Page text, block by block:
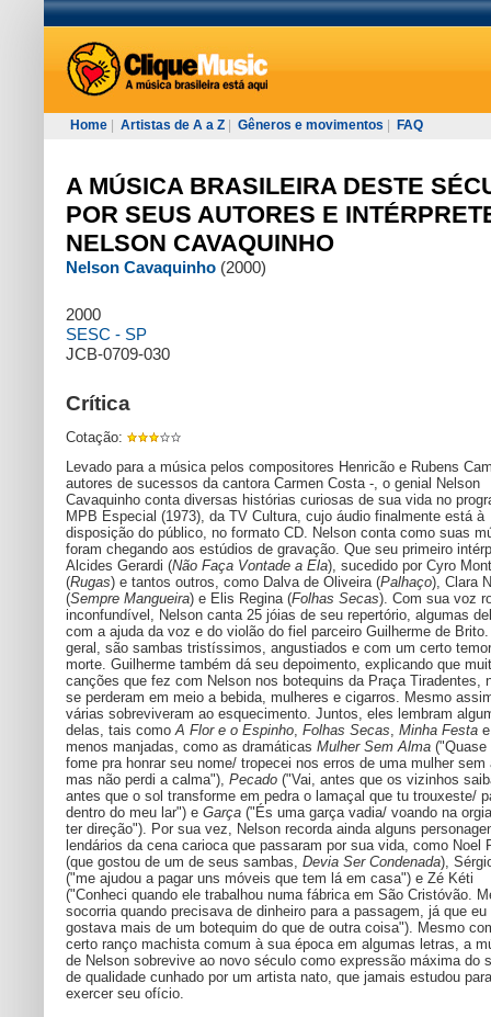
Home Artistas de A a Z Gêneros e movimentos FAQ
A MÚSICA BRASILEIRA DESTE
POR SEUS AUTORES E
NELSON CAVAQUINHO
Nelson Cavaquinho (2000)
2000
SESC - SP
JCB-0709-030
Crítica
Cotação:
Levado para a música pelos compositores Henricão e Rubens
autores de sucessos da cantora Carmen Costa -, o genial Nelson
Cavaquinho conta diversas histórias curiosas de sua vida no
MPB Especial (1973), da TV Cultura, cujo áudio finalmente está à
disposição do público, no formato CD. Nelson conta como suas
foram chegando aos estúdios de gravação. Que seu primeiro
Alcides Gerardi (Não Faça Vontade a Ela), sucedido por Cyro
(Rugas) e tantos outros, como Dalva de Oliveira (Palhaço), Clara
(Sempre Mangueira) e Elis Regina (Folhas Secas). Com sua voz
inconfundível, Nelson canta 25 jóias de seu repertório, algumas
com a ajuda da voz e do violão do fiel parceiro Guilherme de
geral, são sambas tristíssimos, angustiados e com um certo
morte. Guilherme também dá seu depoimento, explicando que
canções que fez com Nelson nos botequins da Praça Tiradentes,
se perderam em meio a bebida, mulheres e cigarros. Mesmo
várias sobreviveram ao esquecimento. Juntos, eles lembram
delas, tais comoA Flor e o Espinho, Folhas Secas, Minha Festa
menos manjadas, como as dramáticas Mulher Sem Alma ("Quase
fome pra honrar seu nome/ tropecei nos erros de uma mulher sem
mas não perdi a calma"), Pecado ("Vai, antes que os vizinhos
antes que o sol transforme em pedra o lamaçal que tu trouxeste/
dentro do meu lar") e Garça ("És uma garça vadia/ voando na
ter direção"). Por sua vez, Nelson recorda ainda alguns
lendários da cena carioca que passaram por sua vida, como Noel
(que gostou de um de seus sambas, Devia Ser Condenada),
("me ajudou a pagar uns móveis que tem lá em casa") e Zé Kéti
("Conheci quando ele trabalhou numa fábrica em São Cristóvão.
socorria quando precisava de dinheiro para a passagem, já que eu
gostava mais de um botequim do que de outra coisa"). Mesmo
certo ranço machista comum à sua época em algumas letras, a
de Nelson sobrevive ao novo século como expressão máxima do
de qualidade cunhado por um artista nato, que jamais estudou para
exercer seu ofício.